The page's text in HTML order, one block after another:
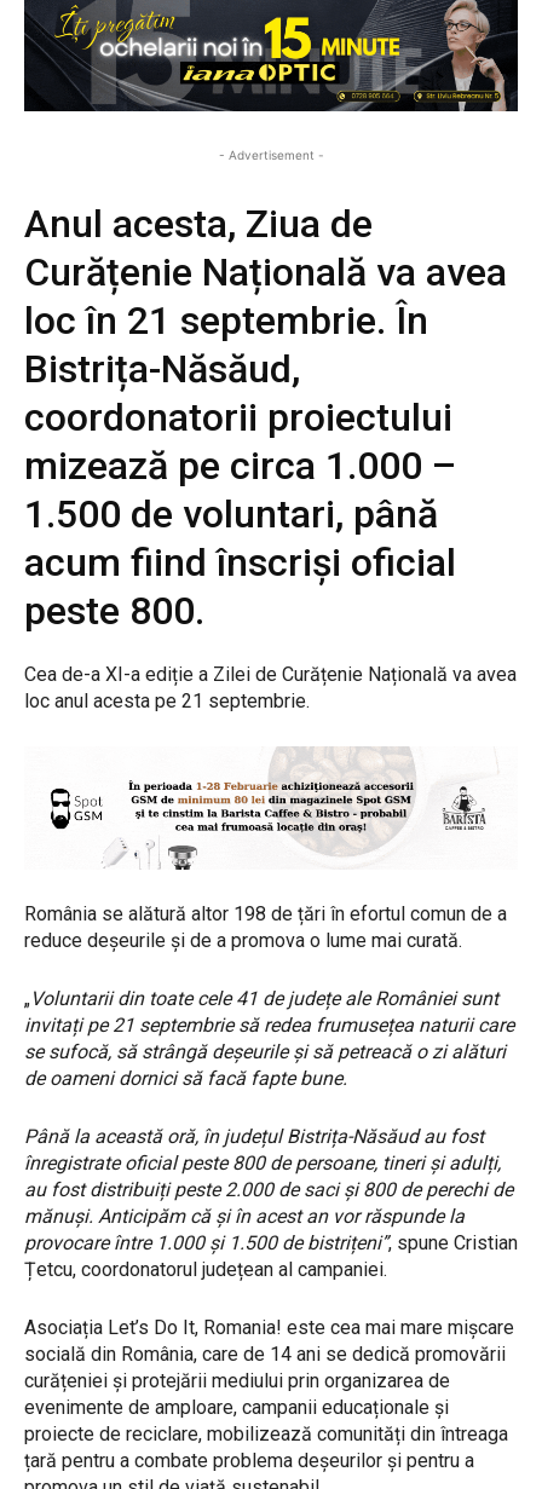
- Advertisement -
Anul acesta, Ziua de
Curățenie Națională va avea
loc în 21 septembrie. În
Bistrița-Năsăud,
coordonatorii proiectului
mizează pe circa 1.000 –
1.500 de voluntari, până
acum fiind înscriși oficial
peste 800.
Cea de-a XI-a ediție a Zilei de Curățenie Națională va avea
loc anul acesta pe 21 septembrie.
România se alătură altor 198 de țări în efortul comun de a
reduce deșeurile și de a promova o lume mai curată.
„Voluntarii din toate cele 41 de județe ale României sunt
invitați pe 21 septembrie să redea frumusețea naturii care
se sufocă, să strângă deșeurile și să petreacă o zi alături
de oameni dornici să facă fapte bune.
Până la această oră, în județul Bistrița-Năsăud au fost
înregistrate oficial peste 800 de persoane, tineri și adulți,
au fost distribuiți peste 2.000 de saci și 800 de perechi de
mănuși. Anticipăm că și în acest an vor răspunde la
provocare între 1.000 și 1.500 de bistrițeni”, spune Cristian
Țetcu, coordonatorul județean al campaniei.
Asociația Let’s Do It, Romania! este cea mai mare mișcare
socială din România, care de 14 ani se dedică promovării
curățeniei și protejării mediului prin organizarea de
evenimente de amploare, campanii educaționale și
proiecte de reciclare, mobilizează comunități din întreaga
țară pentru a combate problema deșeurilor și pentru a